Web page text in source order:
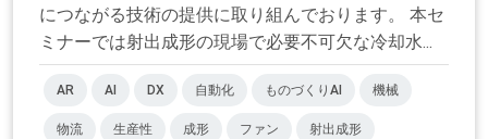
につながる技術の提供に取り組んでおります。 本セ
ミナーでは射出成形の現場で必要不可欠な冷却水...
AR AI DX 自動化 ものづくりAI 機械
物流 生産性 成形 ファン 射出成形